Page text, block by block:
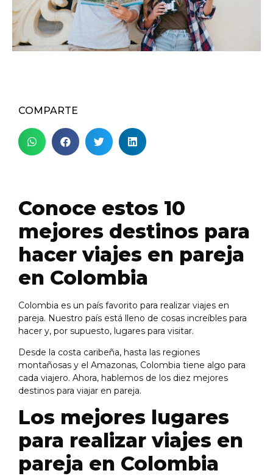
COMPARTE
Conoce estos 10
mejores destinos para
hacer viajes en pareja
en Colombia
Colombia es un país favorito para realizar viajes en
pareja. Nuestro país está lleno de cosas increíbles para
hacer y, por supuesto, lugares para visitar.
Desde la costa caribeña, hasta las regiones
montañosas y el Amazonas, Colombia tiene algo para
cada viajero. Ahora, hablemos de los diez mejores
destinos para viajar en pareja.
Los mejores lugares
para realizar viajes en
pareja en Colombia